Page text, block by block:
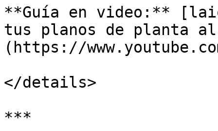
**Guía en video:**
tus planos de planta
(https://
</details>
***